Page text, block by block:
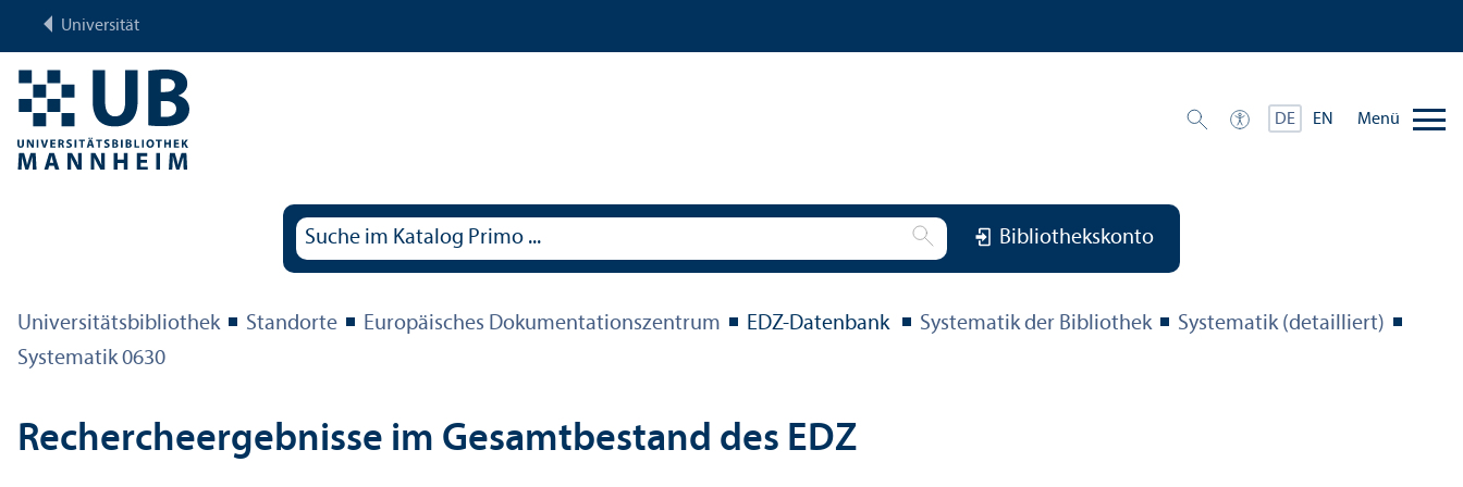
Universität
DE EN Menü
Bibliothekskonto
Universitäts­bibliothek Standorte Europäisches Dokumentations­zentrum EDZ-Datenbank Systematik der Bibliothek
Systematik (detailliert)
Systematik 0630
Rechercheergebnisse im Gesamtbestand des EDZ